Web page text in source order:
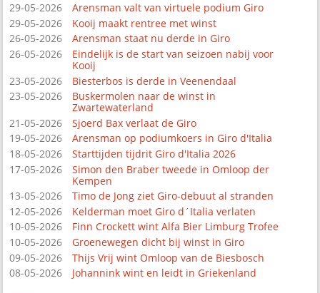
29-05-2026
Arensman valt van virtuele podium Giro
29-05-2026
Kooij maakt rentree met winst
26-05-2026
Arensman staat nu derde in Giro
26-05-2026
Eindelijk is de start van seizoen nabij voor
Kooij
23-05-2026
Biesterbos is derde in Veenendaal
23-05-2026
Buskermolen naar de winst in
Zwartewaterland
21-05-2026
Sjoerd Bax verlaat de Giro
19-05-2026
Arensman op podiumkoers in Giro d'Italia
18-05-2026
Starttijden tijdrit Giro d'Italia 2026
17-05-2026
Simon den Braber tweede in Omloop der
Kempen
13-05-2026
Timo de Jong ziet Giro-debuut al stranden
12-05-2026
Kelderman moet Giro d´Italia verlaten
10-05-2026
Finn Crockett wint Alfa Bier Limburg Trofee
10-05-2026
Groenewegen dicht bij winst in Giro
09-05-2026
Thijs Vrij wint Omloop van de Biesbosch
08-05-2026
Johannink wint en leidt in Griekenland